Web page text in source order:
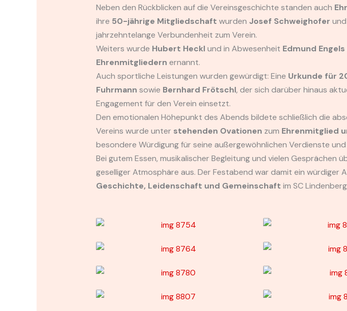
Neben den Rückblicken auf die Vereinsgeschichte standen auch
ihre 50-jährige Mitgliedschaft wurden Josef Schweighofer und
jahrzehntelange Verbundenheit zum Verein.
Weiters wurde Hubert Hecklund in Abwesenheit Edmund Engels
Ehrenmitgliedern ernannt.
Auch sportliche Leistungen wurden gewürdigt: Eine Urkunde für
Fuhrmann sowie Bernhard Frötschl, der sich darüber hinaus
Engagement für den Verein einsetzt.
Den emotionalen Höhepunkt des Abends bildete schließlich die
Vereins wurde unter stehenden Ovationen zum Ehrenmitglied
besondere Würdigung für seine außergewöhnlichen Verdienste
Bei gutem Essen, musikalischer Begleitung und vielen Gesprächen
geselliger Atmosphäre aus. Der Festabend war damit ein würdiger
Geschichte, Leidenschaft und Gemeinschaft im SC